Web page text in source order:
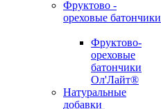
Фруктово -
ореховые батончики
Фруктово-
ореховые
батончики
Ол'Лайт®
Натуральные
добавки